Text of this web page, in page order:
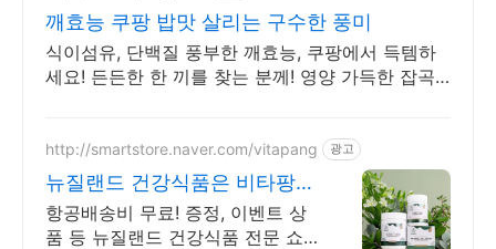
깨효능 쿠팡 밥맛 살리는 구수한 풍미
식이섬유, 단백질 풍부한 깨효능, 쿠팡에서 득템하
세요! 든든한 한 끼를 찾는 분께! 영양 가득한 잡곡
http://smartstore.naver.com/vitapang 광고
뉴질랜드 건강식품은 비타팡
금액대별 사은품 추가 증정!
항공배송비 무료! 증정, 이벤트 상
품 등 뉴질랜드 건강식품 전문 쇼